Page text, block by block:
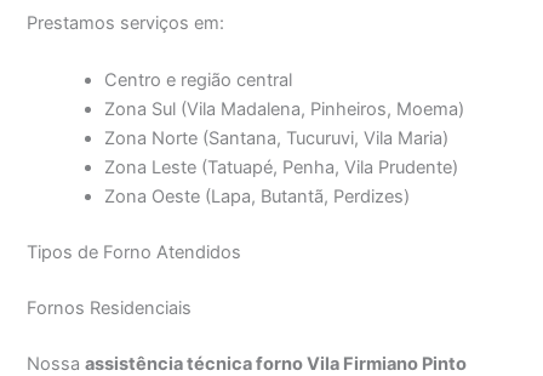
Prestamos serviços em:
Centro e região central
Zona Sul (Vila Madalena, Pinheiros, Moema)
Zona Norte (Santana, Tucuruvi, Vila Maria)
Zona Leste (Tatuapé, Penha, Vila Prudente)
Zona Oeste (Lapa, Butantã, Perdizes)
Tipos de Forno Atendidos
Fornos Residenciais
Nossaassistência técnica forno Vila Firmiano Pinto